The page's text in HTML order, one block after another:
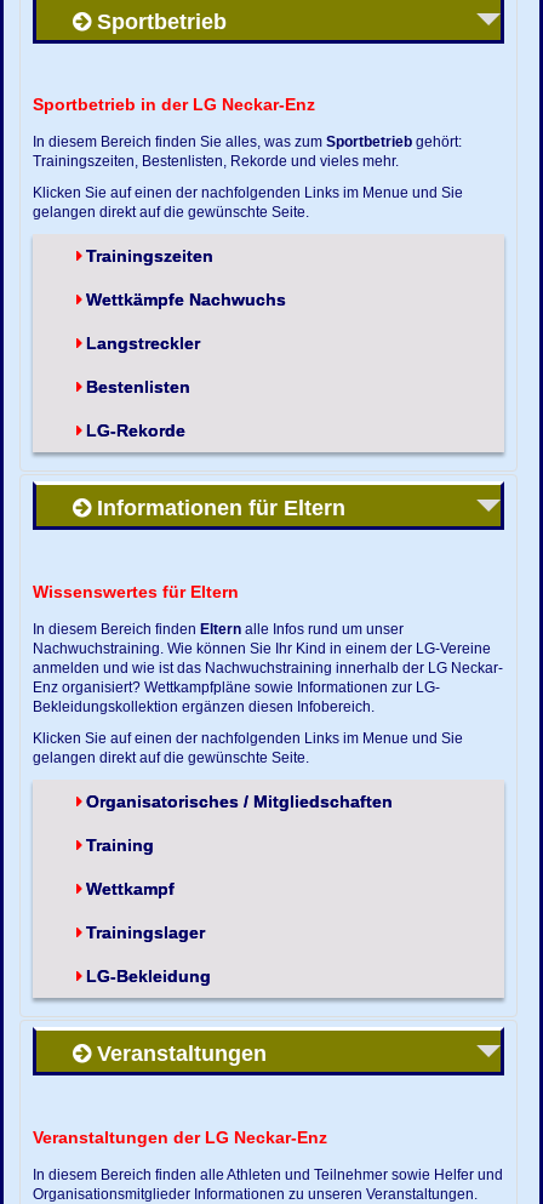
Sportbetrieb
Sportbetrieb in der LG Neckar-Enz
In diesem Bereich finden Sie alles, was zumSportbetrieb gehört:
Trainingszeiten, Bestenlisten, Rekorde und vieles mehr.
Klicken Sie auf einen der nachfolgenden Links im Menue und Sie
gelangen direkt auf die gewünschte Seite.
Trainingszeiten
Wettkämpfe Nachwuchs
Langstreckler
Bestenlisten
LG-Rekorde
Informationen für Eltern
Wissenswertes für Eltern
In diesem Bereich finden Eltern alle Infos rund um unser
Nachwuchstraining. Wie können Sie Ihr Kind in einem der LG-Vereine
anmelden und wie ist das Nachwuchstraining innerhalb der LG Neckar-
Enz organisiert? Wettkampfpläne sowie Informationen zur LG-
Bekleidungskollektion ergänzen diesen Infobereich.
Klicken Sie auf einen der nachfolgenden Links im Menue und Sie
gelangen direkt auf die gewünschte Seite.
Organisatorisches / Mitgliedschaften
Training
Wettkampf
Trainingslager
LG-Bekleidung
Veranstaltungen
Veranstaltungen der LG Neckar-Enz
In diesem Bereich finden alle Athleten und Teilnehmer sowie Helfer und
Organisationsmitglieder Informationen zu unseren Veranstaltungen.